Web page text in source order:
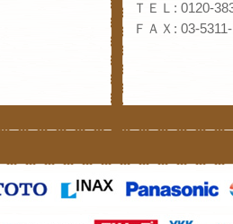
ＴＥＬ: 0120-
ＦＡＸ: 03-